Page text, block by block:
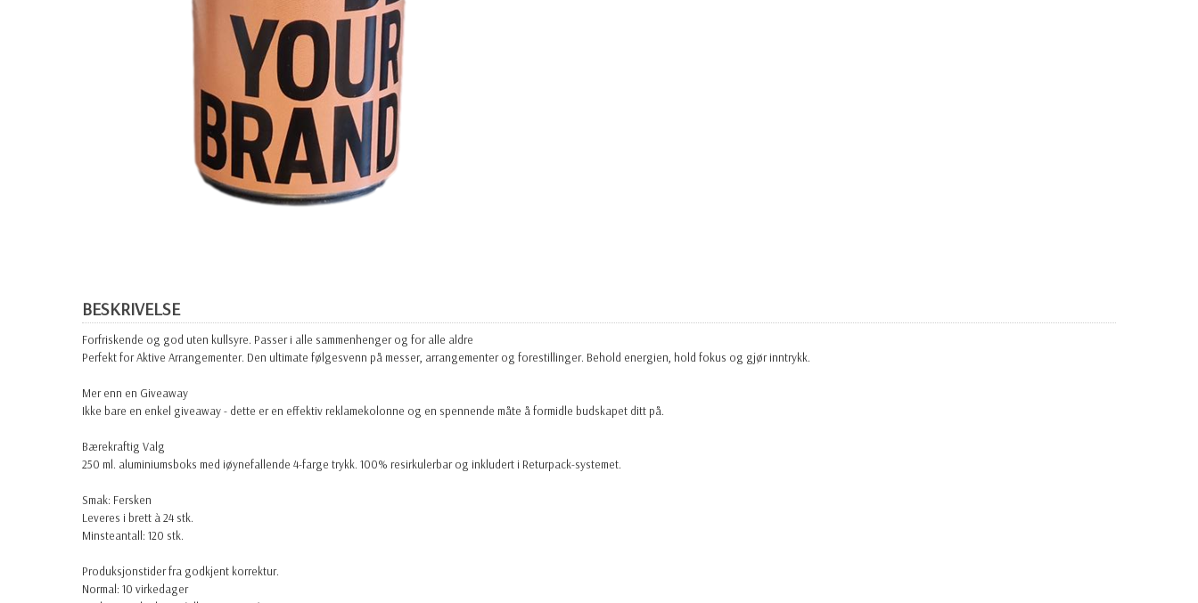
BESKRIVELSE
Forfriskende og god uten kullsyre. Passer i alle sammenhenger og for alle aldre
Perfekt for Aktive Arrangementer. Den ultimate følgesvenn på messer, arrangementer og forestillinger. Behold energien, hold fokus og gjør inntrykk.
Mer enn en Giveaway
Ikke bare en enkel giveaway - dette er en effektiv reklamekolonne og en spennende måte å formidle budskapet ditt på.
Bærekraftig Valg
250 ml. aluminiumsboks med iøynefallende 4-farge trykk. 100% resirkulerbar og inkludert i Returpack-systemet.
Smak: Fersken
Leveres i brett à 24 stk.
Minsteantall: 120 stk.
Produksjonstider fra godkjent korrektur.
Normal: 10 virkedager